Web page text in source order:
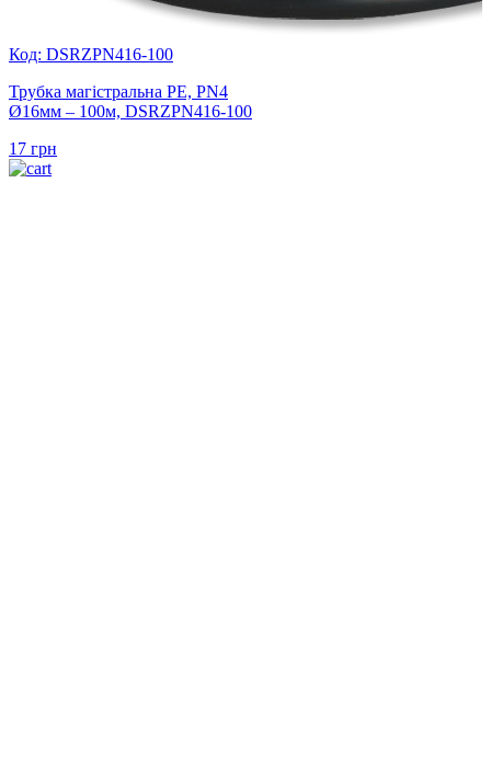
Код: DSRZPN416-100
Трубка магістральна PE, PN4
Ø16мм – 100м, DSRZPN416-100
17 грн